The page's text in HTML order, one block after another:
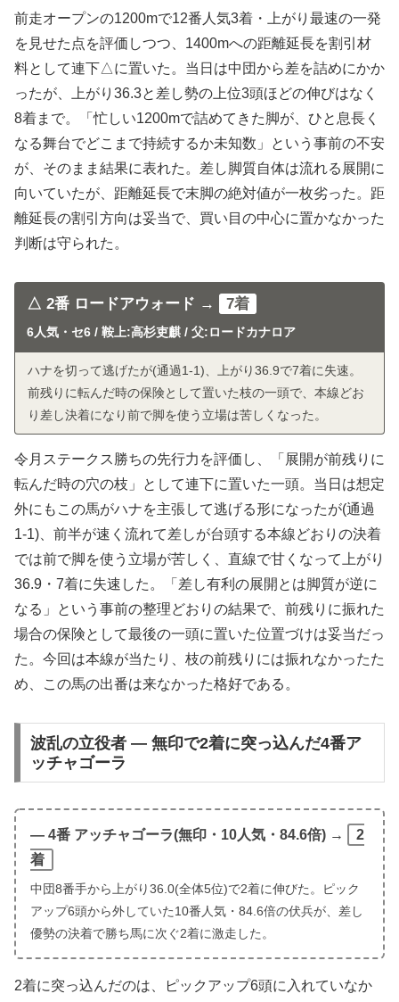
前走オープンの1200mで12番人気3着・上がり最速の一発
を見せた点を評価しつつ、1400mへの距離延長を割引材
料として連下△に置いた。当日は中団から差を詰めにかか
ったが、上がり36.3と差し勢の上位3頭ほどの伸びはなく
8着まで。「忙しい1200mで詰めてきた脚が、ひと息長く
なる舞台でどこまで持続するか未知数」という事前の不安
が、そのまま結果に表れた。差し脚質自体は流れる展開に
向いていたが、距離延長で末脚の絶対値が一枚劣った。距
離延長の割引方向は妥当で、買い目の中心に置かなかった
判断は守られた。
△ 2番 ロードアウォード → 7着
6人気・セ6 / 鞍上:高杉吏麒 / 父:ロードカナロア
ハナを切って逃げたが(通過1-1)、上がり36.9で7着に失速。
前残りに転んだ時の保険として置いた枝の一頭で、本線どお
り差し決着になり前で脚を使う立場は苦しくなった。
令月ステークス勝ちの先行力を評価し、「展開が前残りに
転んだ時の穴の枝」として連下に置いた一頭。当日は想定
外にもこの馬がハナを主張して逃げる形になったが(通過
1-1)、前半が速く流れて差しが台頭する本線どおりの決着
では前で脚を使う立場が苦しく、直線で甘くなって上がり
36.9・7着に失速した。「差し有利の展開とは脚質が逆に
なる」という事前の整理どおりの結果で、前残りに振れた
場合の保険として最後の一頭に置いた位置づけは妥当だっ
た。今回は本線が当たり、枝の前残りには振れなかったた
め、この馬の出番は来なかった格好である。
波乱の立役者 ― 無印で2着に突っ込んだ4番ア
ッチャゴーラ
― 4番 アッチャゴーラ(無印・10人気・84.6倍) →
2
着
中団8番手から上がり36.0(全体5位)で2着に伸びた。ピック
アップ6頭から外していた10番人気・84.6倍の伏兵が、差し
優勢の決着で勝ち馬に次ぐ2着に激走した。
2着に突っ込んだのは、ピックアップ6頭に入れていなか